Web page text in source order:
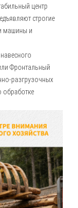
центр
строгие
машины и
Фронтальный
разгрузочных
обработке